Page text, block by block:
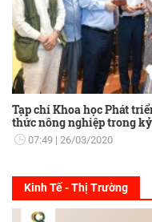
Tạp chí Khoa học Phát
thức nông nghiệp trong
07:49 26/03/2020
Kinh Tế - Thị Trường